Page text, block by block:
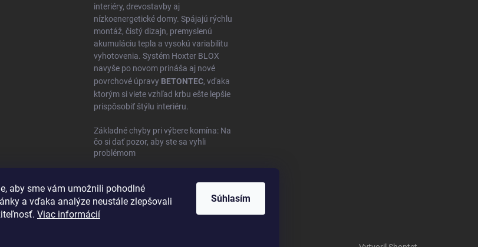
aby sme vám umožnili pohodlné
a vďaka analýze neustále zlepšovali
Viac informácií
Súhlasím
interiéry, drevostavby aj
nízkoenergetické domy. Spájajú rýchlu
montáž, čistý dizajn, premyslenú
akumuláciu tepla a vysokú variabilitu
vyhotovenia. Systém Hoxter BLOX
navyše po novom prináša aj nové
povrchové úpravy BETONTEC, vďaka
ktorým si viete vzhľad krbu ešte lepšie
prispôsobiť štýlu interiéru.
Základné chyby pri výbere komína: Na
čo si dať pozor, aby ste sa vyhli
problémom